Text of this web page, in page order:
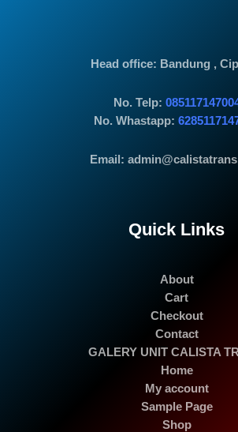
Head office: Bandung ,
No. Telp:
No. Whastapp:
Email:
Quick Links
About
Cart
Checkout
Contact
GALERY UNIT CALISTA
Home
My account
Sample Page
Shop